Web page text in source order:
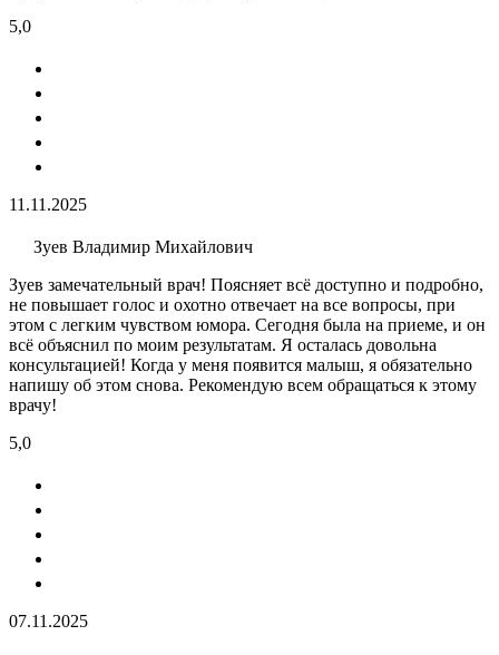
5,0
11.11.2025
Зуев Владимир Михайлович
Зуев замечательный врач! Поясняет всё доступно и подробно,
не повышает голос и охотно отвечает на все вопросы, при
этом с легким чувством юмора. Сегодня была на приеме, и он
всё объяснил по моим результатам. Я осталась довольна
консультацией! Когда у меня появится малыш, я обязательно
напишу об этом снова. Рекомендую всем обращаться к этому
врачу!
5,0
07.11.2025